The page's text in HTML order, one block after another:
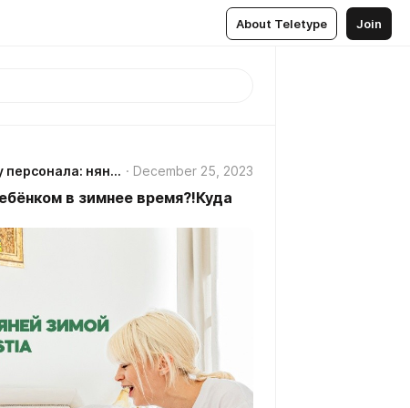
About Teletype Join
GUESTIA агентство по подбору персонала: няни, домработницы, сиделки СПб/ Колпино/Рыбацкое December 25, 2023
в зимнее время?!Куда